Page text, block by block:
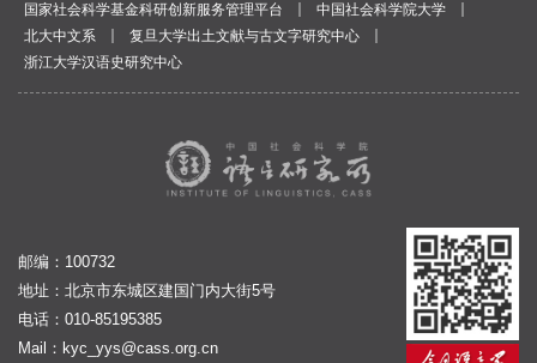
国家社会科学基金科研创新服务管理平台
中国社会科学院大学
北大中文系
复旦大学出土文献与古文字研究中心
浙江大学汉语史研究中心
邮编：100732
地址：北京市东城区建国门内大街5号
电话：010-85195385
Mail： kyc_yys@cass.org.cn